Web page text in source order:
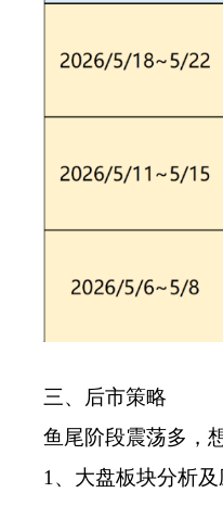
三、后市策略
鱼尾阶段震荡多，
1、大盘板块分析